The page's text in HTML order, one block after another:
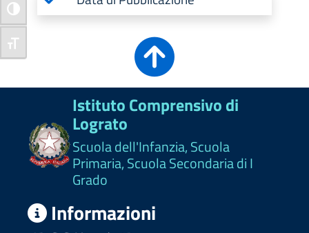
Attiva/disattiva alto contrasto
Attiva/disattiva dimensione testo
Istituto Comprensivo di
Lograto
Scuola dell'Infanzia, Scuola
Primaria, Scuola Secondaria di I
Grado
Informazioni